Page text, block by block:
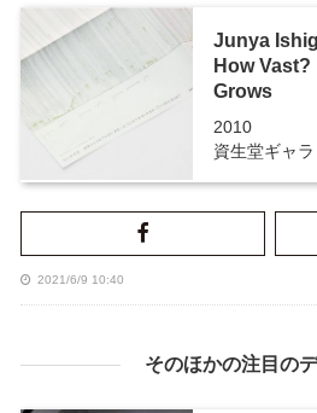
Junya
How
Grows
2010
資生堂ギャ
2021/6/9 10:40
そのほかの注目の